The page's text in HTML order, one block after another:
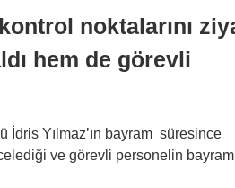
noktalarını
hem de görevli
İdris Yılmaz’ın bayram süresince
ve görevli personelin